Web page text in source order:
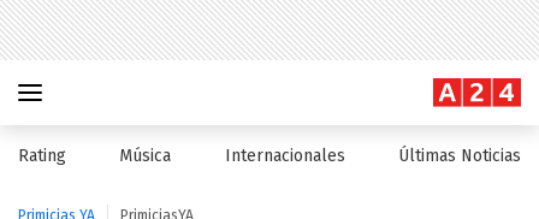
Rating Música Internacionales Últimas Noticias
Primicias YA PrimiciasYA